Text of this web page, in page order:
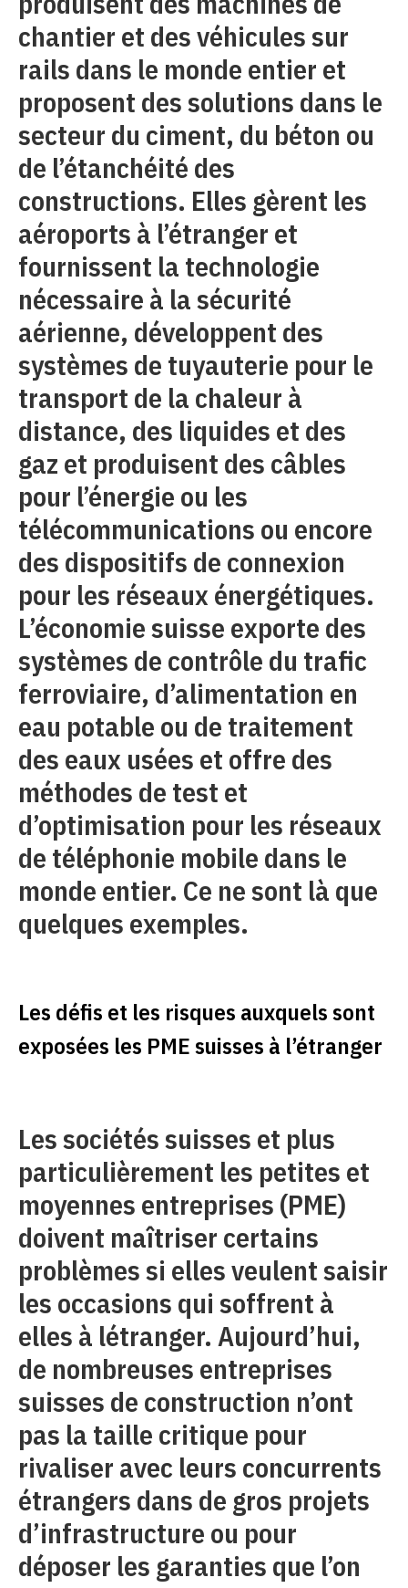
chantier et des véhicules sur
rails dans le monde entier et
proposent des solutions dans le
secteur du ciment, du béton ou
de l’étanchéité des
constructions. Elles gèrent les
aéroports à l’étranger et
fournissent la technologie
nécessaire à la sécurité
aérienne, développent des
systèmes de tuyauterie pour le
transport de la chaleur à
distance, des liquides et des
gaz et produisent des câbles
pour l’énergie ou les
télécommunications ou encore
des dispositifs de connexion
pour les réseaux énergétiques.
L’économie suisse exporte des
systèmes de contrôle du trafic
ferroviaire, d’alimentation en
eau potable ou de traitement
des eaux usées et offre des
méthodes de test et
d’optimisation pour les réseaux
de téléphonie mobile dans le
monde entier. Ce ne sont là que
quelques exemples.
Les défis et les risques auxquels sont
exposées les PME suisses à l’étranger
Les sociétés suisses et plus
particulièrement les petites et
moyennes entreprises (PME)
doivent maîtriser certains
problèmes si elles veulent saisir
les occasions qui soffrent à
elles à létranger. Aujourd’hui,
de nombreuses entreprises
suisses de construction n’ont
pas la taille critique pour
rivaliser avec leurs concurrents
étrangers dans de gros projets
d’infrastructure ou pour
déposer les garanties que l’on